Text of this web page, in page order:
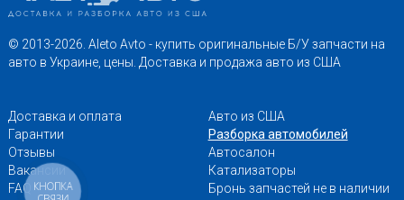
© 2013-2026. Aleto Avto - купить оригинальные Б/У запчасти на
авто в Украине, цены. Доставка и продажа авто из США
Доставка и оплата
Гарантии
Отзывы
Вакансии
FAQ
Авто из США
Разборка автомобилей
Автосалон
Катализаторы
Бронь запчастей не в наличии
КНОПКА